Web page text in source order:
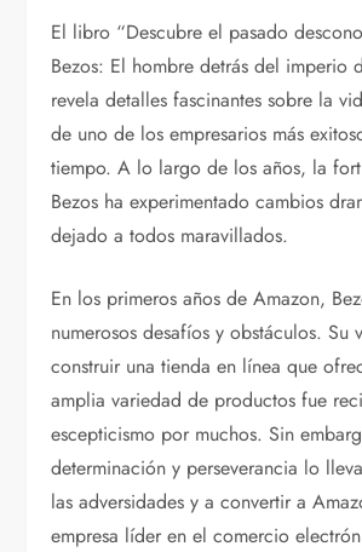
El libro “Descubre el pasado
Bezos: El hombre detrás del imperio
revela detalles fascinantes sobre la
de uno de los empresarios más
tiempo. A lo largo de los años, la
Bezos ha experimentado cambios
dejado a todos maravillados.
En los primeros años de Amazon,
numerosos desafíos y obstáculos. Su
construir una tienda en línea que
amplia variedad de productos fue
escepticismo por muchos. Sin
determinación y perseverancia lo
las adversidades y a convertir a
empresa líder en el comercio